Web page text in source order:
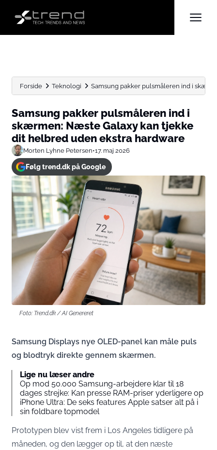
Forside Teknologi Samsung pakker pulsmåleren ind i
Samsung pakker pulsmåleren ind i
skærmen: Næste Galaxy kan tjekke
dit helbred uden ekstra hardware
Morten Lyhne Petersen•17. maj 2026
Følg trend.dk på Google
Foto: Trend.dk / AI Genereret
Samsung Displays nye OLED-panel kan måle puls
og blodtryk direkte gennem skærmen.
Lige nu læser andre
Op mod 50.000 Samsung-arbejdere klar til 18
dages strejke: Kan presse RAM-priser yderligere op
iPhone Ultra: De seks features Apple satser alt på i
sin foldbare topmodel
Prototypen blev vist frem i Los Angeles tidligere på
måneden, og den lægger op til, at den næste